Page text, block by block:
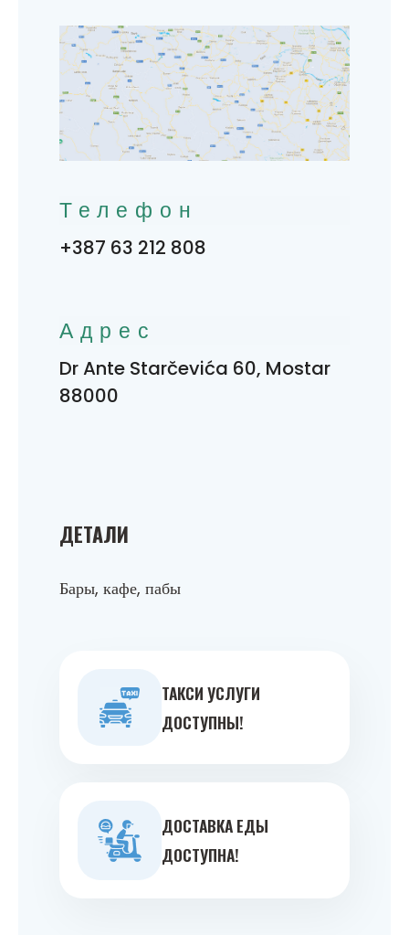
ДЕТАЛИ
Бары, кафе, пабы
ТАКСИ УСЛУГИ
ДОСТУПНЫ!
ДОСТАВКА ЕДЫ
ДОСТУПНА!
Телефон
+387 63 212 808
Адрес
Dr Ante Starčevića 60, Mostar
88000